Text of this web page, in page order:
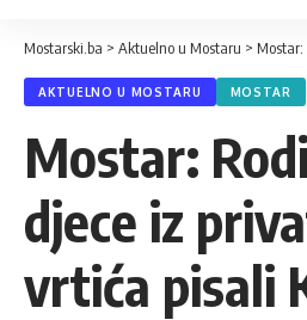
Mostarski.ba > Aktuelno u Mostaru > Mostar:
AKTUELNO U MOSTARU MOSTAR
Mostar:
djece iz
vrtića pisali